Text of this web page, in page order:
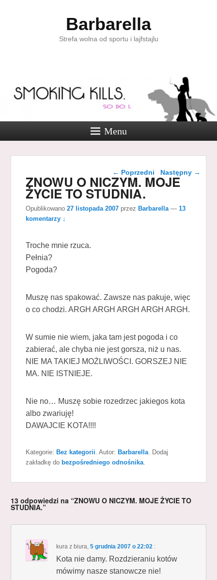
Barbarella
Strefa wolna od sportu i lajfstajlu
Menu
Nawigacja wpisu
← Poprzedni Następny →
ZNOWU O NICZYM. MOJE
ŻYCIE TO STUDNIA.
Opublikowano27 listopada 2007 przez Barbarella —13
komentarzy ↓
Troche mnie rzuca.
Pełnia?
Pogoda?
Muszę nas spakować. Zawsze nas pakuje, więc
o co chodzi. ARGH ARGH ARGH ARGH ARGH.
W sumie nie wiem, jaka tam jest pogoda i co
zabierać, ale chyba nie jest gorsza, niż u nas.
NIE MA TAKIEJ MOŻLIWOŚCI. GORSZEJ NIE
MA. NIE ISTNIEJE.
Nie no… Muszę sobie rozedrzec jakiegos kota
albo zwariuję!
DAWAJCIE KOTA!!!!
Kategorie: Bez kategorii . Autor: Barbarella . Dodaj
zakładkę do bezpośredniego odnośnika
13 odpowiedzi na “ZNOWU O NICZYM. MOJE ŻYCIE TO
STUDNIA.”
kura z biura,5 grudnia 2007 o 22:02 :
Kota nie damy. Rozdzieraniu kotów
mówimy nasze stanowcze nie!